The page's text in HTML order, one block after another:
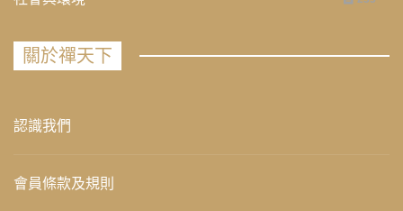
關於禪天下
認識我們
會員條款及規則